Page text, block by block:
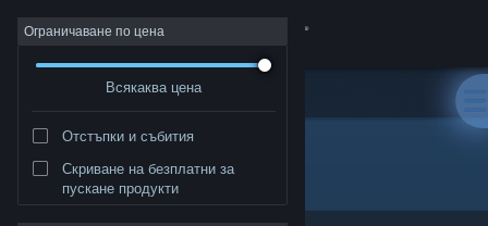
Вписване
Относно
Ограничаване по цена
Всякаква цена
Отстъпки и събития
Скриване на безплатни за
пускане продукти
Разработчик: Kentoo Sp. z o.o.